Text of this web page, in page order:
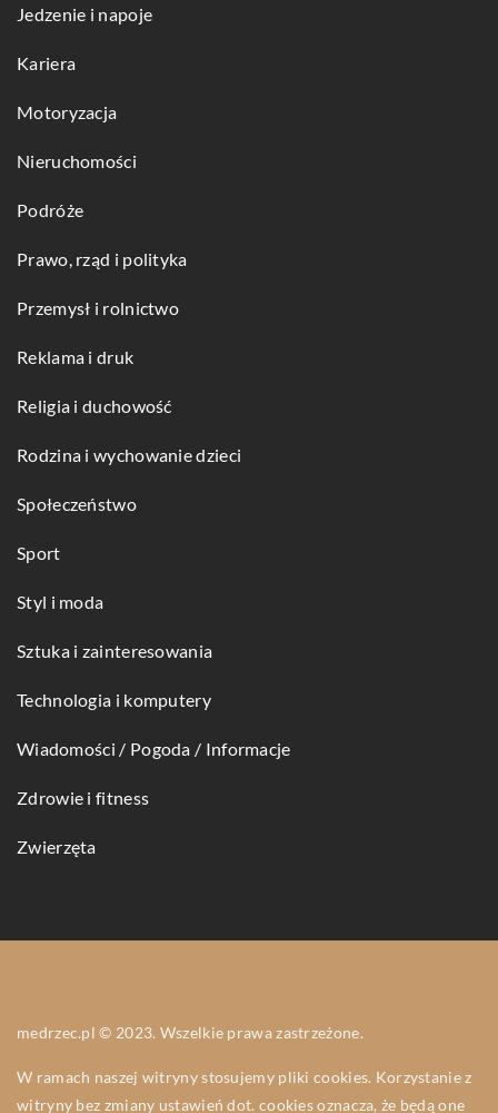
Jedzenie i napoje
Kariera
Motoryzacja
Nieruchomości
Podróże
Prawo, rząd i polityka
Przemysł i rolnictwo
Reklama i druk
Religia i duchowość
Rodzina i wychowanie dzieci
Społeczeństwo
Sport
Styl i moda
Sztuka i zainteresowania
Technologia i komputery
Wiadomości / Pogoda / Informacje
Zdrowie i fitness
Zwierzęta
medrzec.pl © 2023. Wszelkie prawa zastrzeżone.
W ramach naszej witryny stosujemy pliki cookies. Korzystanie z
witryny bez zmiany ustawień dot. cookies oznacza, że będą one